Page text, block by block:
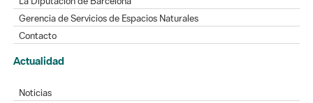
Gerencia de Servicios de Espacios Naturales
Contacto
Actualidad
Noticias